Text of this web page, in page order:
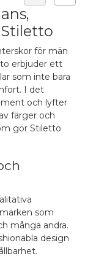
för män
erbjuder ett
som inte bara
I det
och lyfter
färger och
gör Stiletto
som
många andra.
design